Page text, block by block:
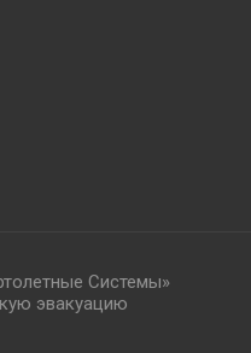
Системы»
эвакуацию